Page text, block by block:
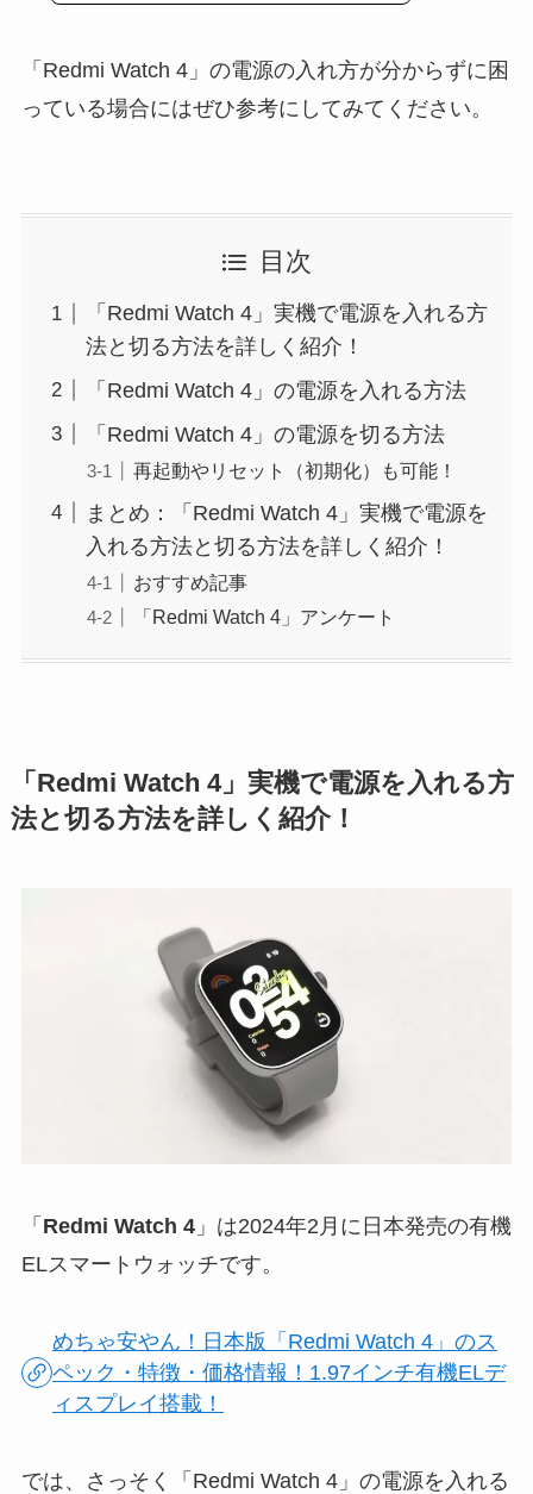
「Redmi Watch 4」の電源の入れ方が分からずに困
っている場合にはぜひ参考にしてみてください。
目次
「Redmi Watch 4」実機で電源を入れる方
法と切る方法を詳しく紹介！
「Redmi Watch 4」の電源を入れる方法
「Redmi Watch 4」の電源を切る方法
再起動やリセット（初期化）も可能！
まとめ：「Redmi Watch 4」実機で電源を
入れる方法と切る方法を詳しく紹介！
おすすめ記事
「Redmi Watch 4」アンケート
「Redmi Watch 4」実機で電源を入れる方
法と切る方法を詳しく紹介！
「 Redmi Watch 4」は2024年2月に日本発売の有機
ELスマートウォッチです。
めちゃ安やん！日本版「Redmi Watch 4」のス
ペック・特徴・価格情報！1.97インチ有機ELデ
ィスプレイ搭載！
では、さっそく「Redmi Watch 4」の電源を入れる